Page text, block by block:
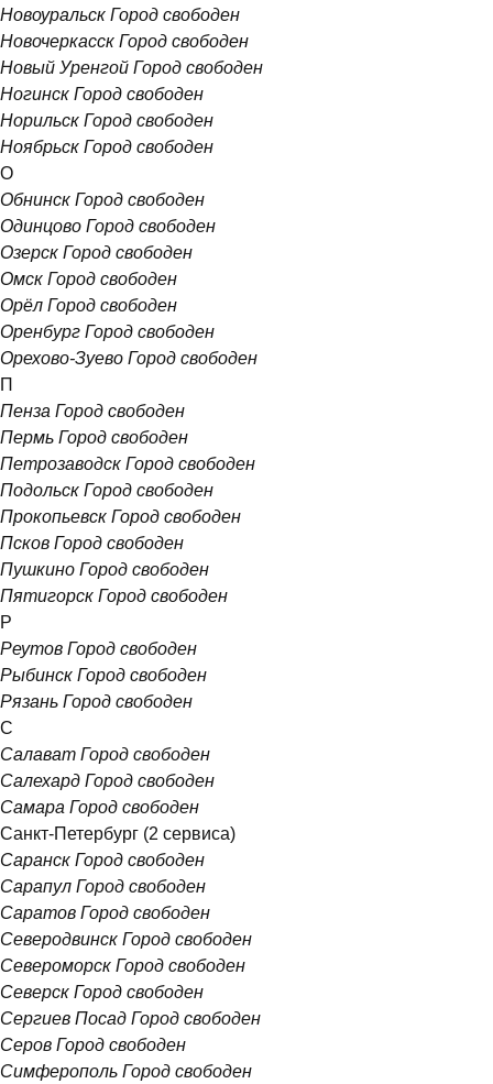
Новоуральск Город свободен
Новочеркасск Город свободен
Новый Уренгой Город свободен
Ногинск Город свободен
Норильск Город свободен
Ноябрьск Город свободен
О
Обнинск Город свободен
Одинцово Город свободен
Озерск Город свободен
Омск Город свободен
Орёл Город свободен
Оренбург Город свободен
Орехово-Зуево Город свободен
П
Пенза Город свободен
Пермь Город свободен
Петрозаводск Город свободен
Подольск Город свободен
Прокопьевск Город свободен
Псков Город свободен
Пушкино Город свободен
Пятигорск Город свободен
Р
Реутов Город свободен
Рыбинск Город свободен
Рязань Город свободен
С
Салават Город свободен
Салехард Город свободен
Самара Город свободен
Санкт-Петербург (2 сервиса)
Саранск Город свободен
Сарапул Город свободен
Саратов Город свободен
Северодвинск Город свободен
Североморск Город свободен
Северск Город свободен
Сергиев Посад Город свободен
Серов Город свободен
Симферополь Город свободен